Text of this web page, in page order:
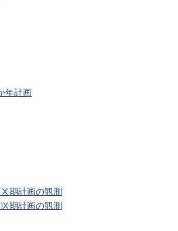
年計画
期計画の観測
期計画の観測